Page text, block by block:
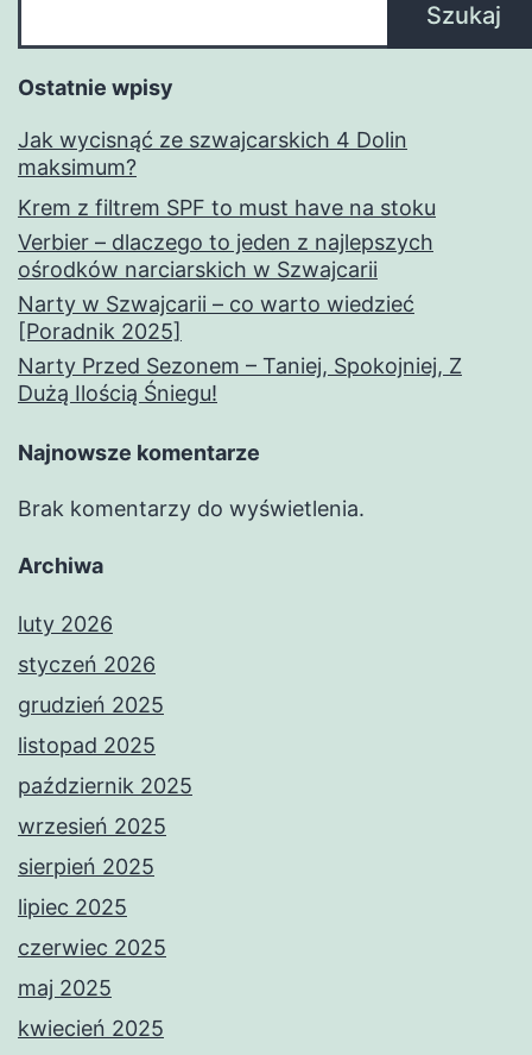
Szukaj
Ostatnie wpisy
Jak wycisnąć ze szwajcarskich 4 Dolin
maksimum?
Krem z filtrem SPF to must have na stoku
Verbier – dlaczego to jeden z najlepszych
ośrodków narciarskich w Szwajcarii
Narty w Szwajcarii – co warto wiedzieć
[Poradnik 2025]
Narty Przed Sezonem – Taniej, Spokojniej, Z
Dużą Ilością Śniegu!
Najnowsze komentarze
Brak komentarzy do wyświetlenia.
Archiwa
luty 2026
styczeń 2026
grudzień 2025
listopad 2025
październik 2025
wrzesień 2025
sierpień 2025
lipiec 2025
czerwiec 2025
maj 2025
kwiecień 2025